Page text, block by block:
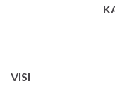
VISI